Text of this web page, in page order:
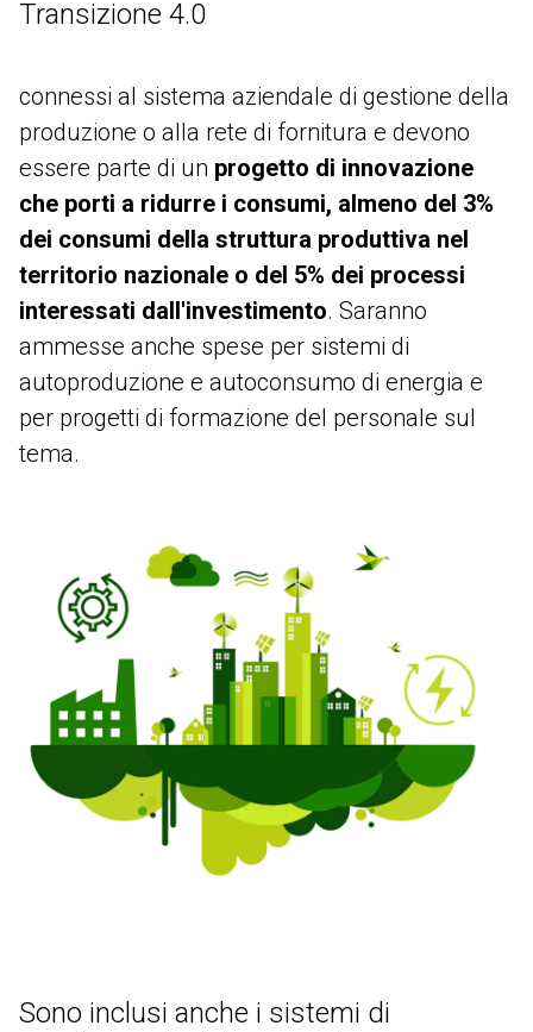
Transizione 4.0
connessi al sistema aziendale di gestione della
produzione o alla rete di fornitura e devono
essere parte di un progetto di innovazione
che porti a ridurre i consumi, almeno del 3%
dei consumi della struttura produttiva nel
territorio nazionale o del 5% dei processi
interessati dall'investimento. Saranno
ammesse anche spese per sistemi di
autoproduzione e autoconsumo di energia e
per progetti di formazione del personale sul
tema.
Sono inclusi anche i sistemi di